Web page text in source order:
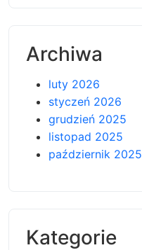
Archiwa
luty 2026
styczeń 2026
grudzień 2025
listopad 2025
październik 2025
Kategorie